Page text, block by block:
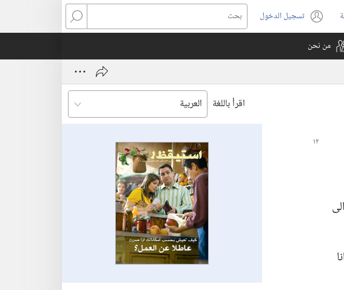
تسجيل الدخول
(يفتح
نافذة
بحث
من نحن
اقرأ باللغة